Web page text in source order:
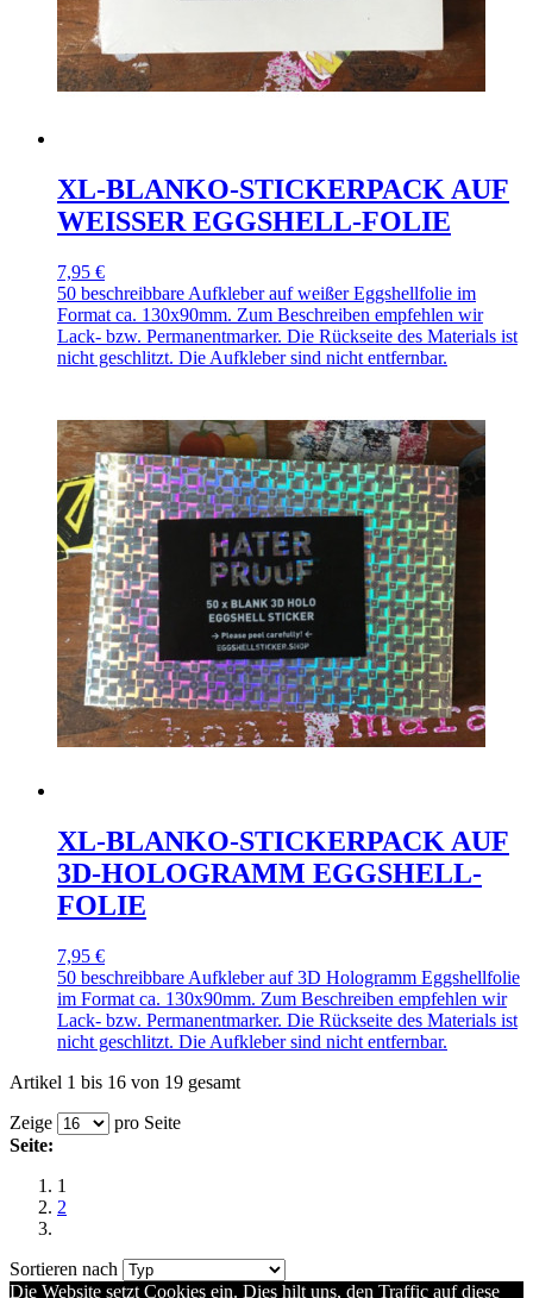
XL-BLANKO-STICKERPACK AUF
WEISSER EGGSHELL-FOLIE
7,95 €
50 beschreibbare Aufkleber auf weißer Eggshellfolie im
Format ca. 130x90mm. Zum Beschreiben empfehlen wir
Lack- bzw. Permanentmarker. Die Rückseite des Materials ist
nicht geschlitzt. Die Aufkleber sind nicht entfernbar.
XL-BLANKO-STICKERPACK AUF
3D-HOLOGRAMM EGGSHELL-
FOLIE
7,95 €
50 beschreibbare Aufkleber auf 3D Hologramm Eggshellfolie
im Format ca. 130x90mm. Zum Beschreiben empfehlen wir
Lack- bzw. Permanentmarker. Die Rückseite des Materials ist
nicht geschlitzt. Die Aufkleber sind nicht entfernbar.
Artikel 1 bis 16 von 19 gesamt
Zeige
pro Seite
Seite:
1
2
Sortieren nach
Die Website setzt Cookies ein. Dies hilt uns, den Traffic auf diese